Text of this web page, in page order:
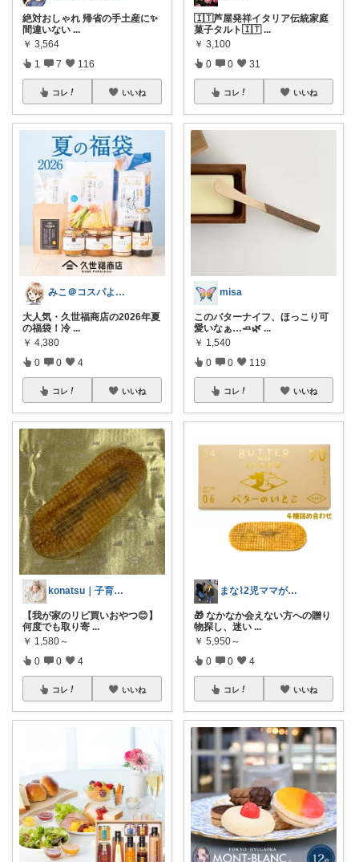
絶対おしゃれ 帰省の手土産に✨
間違いない ...
￥ 3,564
1 7 116
コレ いいね
みこ＠コスパよくラクする家事
大人気・久世福商店の2026年夏
の福袋！冷 ...
￥ 4,380
0 0 4
コレ いいね
konatsu｜子育て×オリジナル写真
【我が家のリピ買いおやつ😊】
何度でも取り寄 ...
￥ 1,580～
0 0 4
コレ いいね
🇮🇹芦屋発祥イタリア伝統家庭
菓子タルト🇮🇹 ...
￥ 3,100
0 0 31
コレ いいね
misa
このバターナイフ、ほっこり可
愛いなぁ…🧈🌿 ...
￥ 1,540
0 0 119
コレ いいね
まな⌇2児ママが目指すゆとりある暮らし
🎁 なかなか会えない方への贈り
物探し、迷い ...
￥ 5,950～
0 0 4
コレ いいね